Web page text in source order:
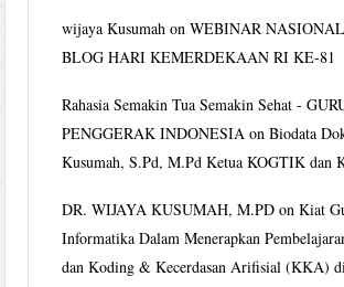
wijaya Kusumah onWEBINAR
BLOG HARI KEMERDEKAAN RI KE-81
Rahasia Semakin Tua Semakin Sehat -
PENGGERAK INDONESIA onBiodata
Kusumah, S.Pd, M.Pd Ketua KOGTIK dan
DR. WIJAYA KUSUMAH, M.PD onKiat
Informatika Dalam Menerapkan
dan Koding & Kecerdasan Arifisial (KKA)